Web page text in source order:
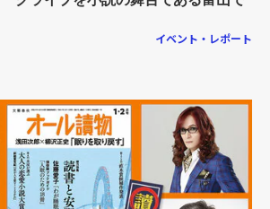
イベント・レポート